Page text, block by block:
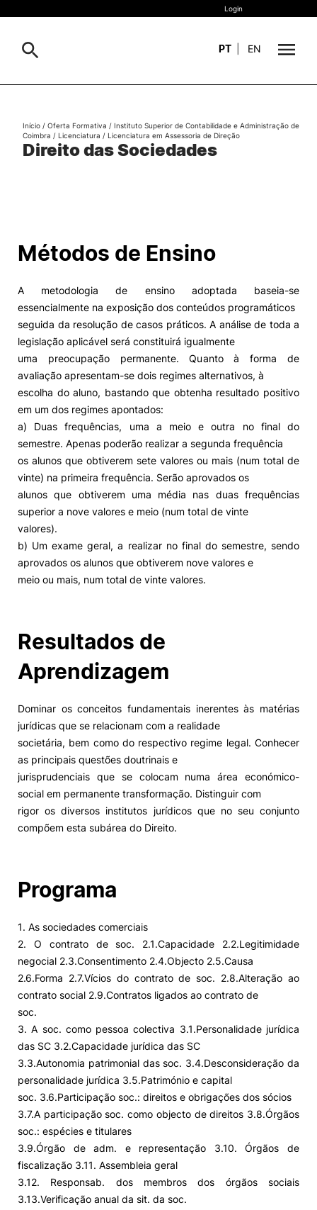
Estudar
II&D e Empresas
Ação Social
Alumni
Projetos PRR
Magazine
Eventos
Europeia Política de Privacidade e Cookies
Sugestões,
Login
PT EN
Pesquisa
Direito das Sociedades
Início / Oferta Formativa / Instituto Superior de Contabilidade e Administração de
Coimbra / Licenciatura / Licenciatura em Assessoria de Direção
Métodos de Ensino
A metodologia de ensino adoptada baseia-se
essencialmente na exposição dos conteúdos programáticos
seguida da resolução de casos práticos. A análise de toda a
legislação aplicável será constituirá igualmente
uma preocupação permanente. Quanto à forma de
avaliação apresentam-se dois regimes alternativos, à
escolha do aluno, bastando que obtenha resultado positivo
em um dos regimes apontados:
a) Duas frequências, uma a meio e outra no final do
semestre. Apenas poderão realizar a segunda frequência
os alunos que obtiverem sete valores ou mais (num total de
vinte) na primeira frequência. Serão aprovados os
alunos que obtiverem uma média nas duas frequências
superior a nove valores e meio (num total de vinte
valores).
b) Um exame geral, a realizar no final do semestre, sendo
aprovados os alunos que obtiverem nove valores e
meio ou mais, num total de vinte valores.
Resultados de
Aprendizagem
Dominar os conceitos fundamentais inerentes às matérias
jurídicas que se relacionam com a realidade
societária, bem como do respectivo regime legal. Conhecer
as principais questões doutrinais e
jurisprudenciais que se colocam numa área económico-
social em permanente transformação. Distinguir com
rigor os diversos institutos jurídicos que no seu conjunto
compõem esta subárea do Direito.
Programa
1. As sociedades comerciais
2. O contrato de soc. 2.1.Capacidade 2.2.Legitimidade
negocial 2.3.Consentimento 2.4.Objecto 2.5.Causa
2.6.Forma 2.7.Vícios do contrato de soc. 2.8.Alteração ao
contrato social 2.9.Contratos ligados ao contrato de
soc.
3. A soc. como pessoa colectiva 3.1.Personalidade jurídica
das SC 3.2.Capacidade jurídica das SC
3.3.Autonomia patrimonial das soc. 3.4.Desconsideração da
personalidade jurídica 3.5.Património e capital
soc. 3.6.Participação soc.: direitos e obrigações dos sócios
3.7.A participação soc. como objecto de direitos 3.8.Órgãos
soc.: espécies e titulares
3.9.Órgão de adm. e representação 3.10. Órgãos de
fiscalização 3.11. Assembleia geral
3.12. Responsab. dos membros dos órgãos sociais
3.13.Verificação anual da sit. da soc.